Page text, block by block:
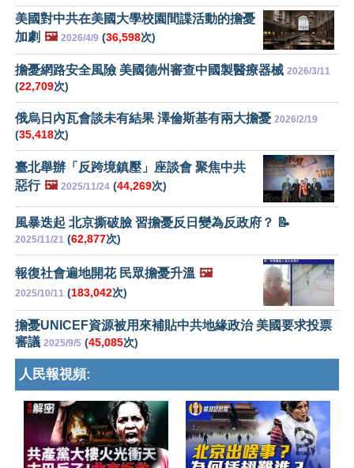
美國對中共在美國大學校園間諜活動的擔憂
加劇 🖼️ 2026/4/9 (36,598次)
擔憂網路安全風險 美國德州審查中國製醫療器械 2026/3/11
(22,709次)
俄烏日內瓦會談未有結果 澤倫斯基有兩大擔憂 2026/2/19
(35,418次)
臺北舉辦「反跨境鎮壓」座談會 聚焦中共
惡行 🖼️ 2025/11/24 (44,269次)
風暴迭起 北京撕破臉 習擔憂反日變為反政府？ 📝
2025/11/21 (62,877次)
報復社會遍地開花 民眾擔憂升溫 🖼️
2025/10/11 (183,042次)
擔憂UNICEF資源被用來補貼中共地緣政治 美國要求投票
審議 2025/9/5 (45,085次)
人民報視頻: